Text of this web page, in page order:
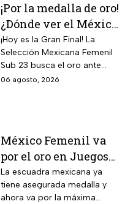
¡Por la medalla de oro!
¿Dónde ver el México
vs Colombia Femenil?
Así puedes seguir la
Gran Final EN VIVO
¡Hoy es la Gran Final! La
Selección Mexicana Femenil
Sub 23 busca el oro ante
Colombia en los Juegos
06 agosto, 2026
México Femenil va
por el oro en Juegos
Centroamericanos; ya
conoce a su rival
La escuadra mexicana ya
tiene asegurada medalla y
ahora va por la máxima